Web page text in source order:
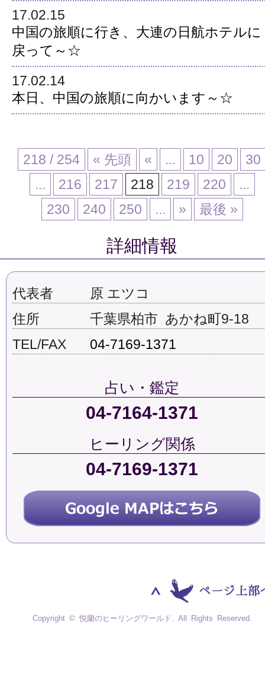
17.02.15
中国の旅順に行き、大連の日航ホテルに
戻って～☆
17.02.14
本日、中国の旅順に向かいます～☆
218 / 254 « 先頭 « ... 10 20
30
...
216 217 218 219 220
...
230
240 250 ... » 最後 »
詳細情報
代表者
原 エツコ
住所
千葉県柏市 あかね町9-18
TEL/FAX
04-7169-1371
占い・鑑定
04-7164-1371
ヒーリング関係
04-7169-1371
Copyright © 悦蘭のヒーリングワールド. All Rights Reserved.